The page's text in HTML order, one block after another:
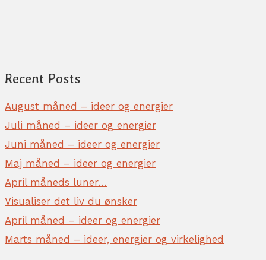
Recent Posts
August måned – ideer og energier
Juli måned – ideer og energier
Juni måned – ideer og energier
Maj måned – ideer og energier
April måneds luner…
Visualiser det liv du ønsker
April måned – ideer og energier
Marts måned – ideer, energier og virkelighed